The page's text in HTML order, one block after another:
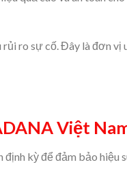
ro sự cố. Đây là đơn vị
Việt
kỳ để đảm bảo